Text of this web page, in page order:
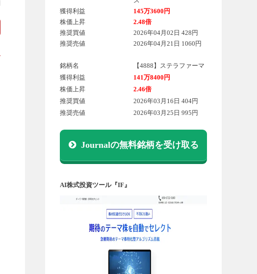
獲得利益
145万3600円
株価上昇
2.48倍
推奨買値
2026年04月02日 428円
推奨売値
2026年04月21日 1060円
銘柄名
【4888】ステラファーマ
獲得利益
141万8400円
株価上昇
2.46倍
推奨買値
2026年03月16日 404円
推奨売値
2026年03月25日 995円
Journalの無料銘柄を受け取る
AI株式投資ツール『IF』